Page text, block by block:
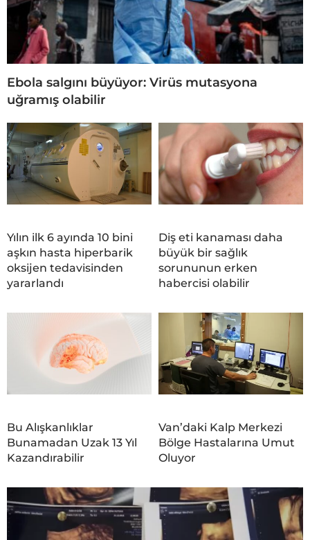
Ebola salgını büyüyor: Virüs mutasyona
uğramış olabilir
Yılın ilk 6 ayında 10 bini
aşkın hasta hiperbarik
oksijen tedavisinden
yararlandı
Diş eti kanaması daha
büyük bir sağlık
sorununun erken
habercisi olabilir
Bu Alışkanlıklar
Bunamadan Uzak 13 Yıl
Kazandırabilir
Van’daki Kalp Merkezi
Bölge Hastalarına Umut
Oluyor